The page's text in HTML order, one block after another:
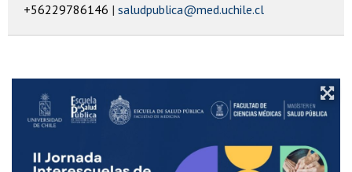
+56229786146
saludpublica@med.uchile.cl